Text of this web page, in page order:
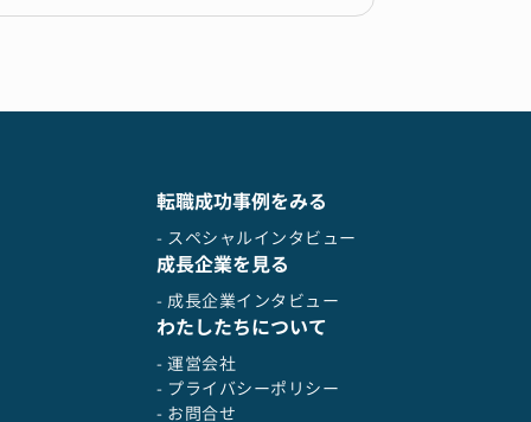
転職成功事例をみる
- スペシャルインタビュー
成長企業を見る
- 成長企業インタビュー
わたしたちについて
- 運営会社
- プライバシーポリシー
- お問合せ